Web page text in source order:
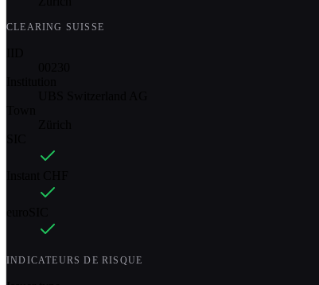
CLEARING SUISSE
INDICATEURS DE RISQUE